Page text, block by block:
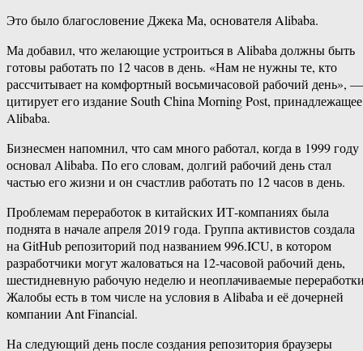
Это было благословение Джека Ма, основателя Alibaba.
Ма добавил, что желающие устроиться в Alibaba должны быть
готовы работать по 12 часов в день. «Нам не нужны те, кто
рассчитывает на комфортный восьмичасовой рабочий день», —
цитирует его издание South China Morning Post, принадлежащее
Alibaba.
Бизнесмен напомнил, что сам много работал, когда в 1999 году
основал Alibaba. По его словам, долгий рабочий день стал
частью его жизни и он счастлив работать по 12 часов в день.
Проблемам переработок в китайских ИТ-компаниях была
поднята в начале апреля 2019 года. Группа активистов создала
на GitHub репозиторий под названием 996.ICU, в котором
разработчики могут жаловаться на 12-часовой рабочий день,
шестидневную рабочую неделю и неоплачиваемые
Жалобы есть в том числе на условия в Alibaba и её дочерней
компании Ant Financial.
На следующий день после создания репозитория браузеры